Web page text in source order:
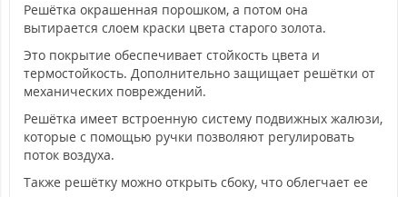
Решётка окрашенная порошком, а потом она
вытирается слоем краски цвета старого золота.
Это покрытие обеспечивает стойкость цвета и
термостойкость. Дополнительно защищает решётки от
механических повреждений.
Решётка имеет встроенную систему подвижных жалюзи,
которые с помощью ручки позволяют регулировать
поток воздуха.
Также решётку можно открыть сбоку, что облегчает ее